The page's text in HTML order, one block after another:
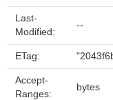
Last-
Modified:
--
ETag:
Accept-
Ranges:
bytes